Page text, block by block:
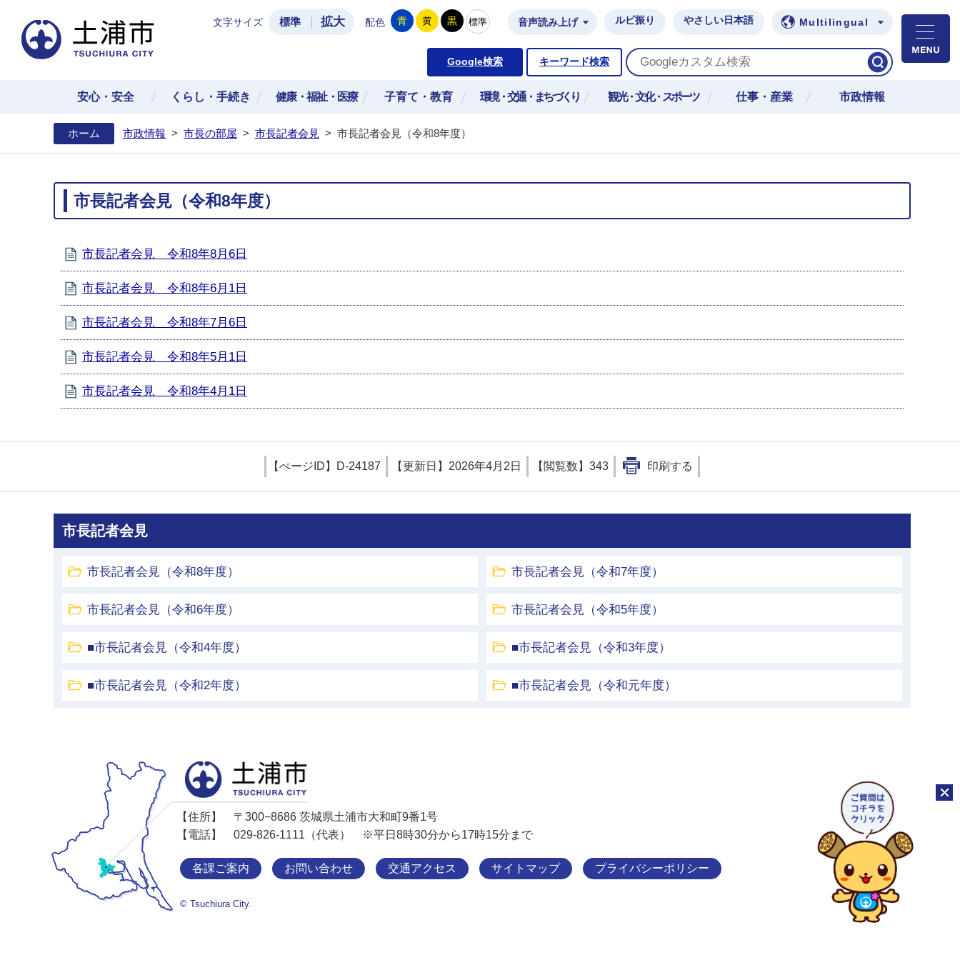
土浦市公式ホームページ
文字サイズ 標準 拡大 配色 青 黄 黒 標準 音声読み上げ ルビ振り やさしい日本語 Multilingual
Google検索 キーワード検索
安心・安全 くらし・手続き 健康・福祉・医療 子育て・教育 環境・交通・まちづくり 観光・文化・スポーツ 仕事・産業 市政情報
ホーム 市政情報 > 市長の部屋 > 市長記者会見 > 市長記者会見（令和8年度）
市長記者会見（令和8年度）
市長記者会見 令和8年8月6日
市長記者会見 令和8年6月1日
市長記者会見 令和8年7月6日
市長記者会見 令和8年5月1日
市長記者会見 令和8年4月1日
【ぺージID】 D-24187 【更新日】 2026年4月2日 【閲覧数】 343 印刷する
市長記者会見
市長記者会見（令和8年度） 市長記者会見（令和7年度）
市長記者会見（令和6年度） 市長記者会見（令和5年度）
■市長記者会見（令和4年度） ■市長記者会見（令和3年度）
■市長記者会見（令和2年度） ■市長記者会見（令和元年度）
【住所】
〒300−8686 茨城県土浦市大和町9番1号
【電話】
029-826-1111（代表） ※平日8時30分から17時15分まで
各課ご案内 お問い合わせ 交通アクセス サイトマップ プライバシーポリシー
© Tsuchiura City.
チャ